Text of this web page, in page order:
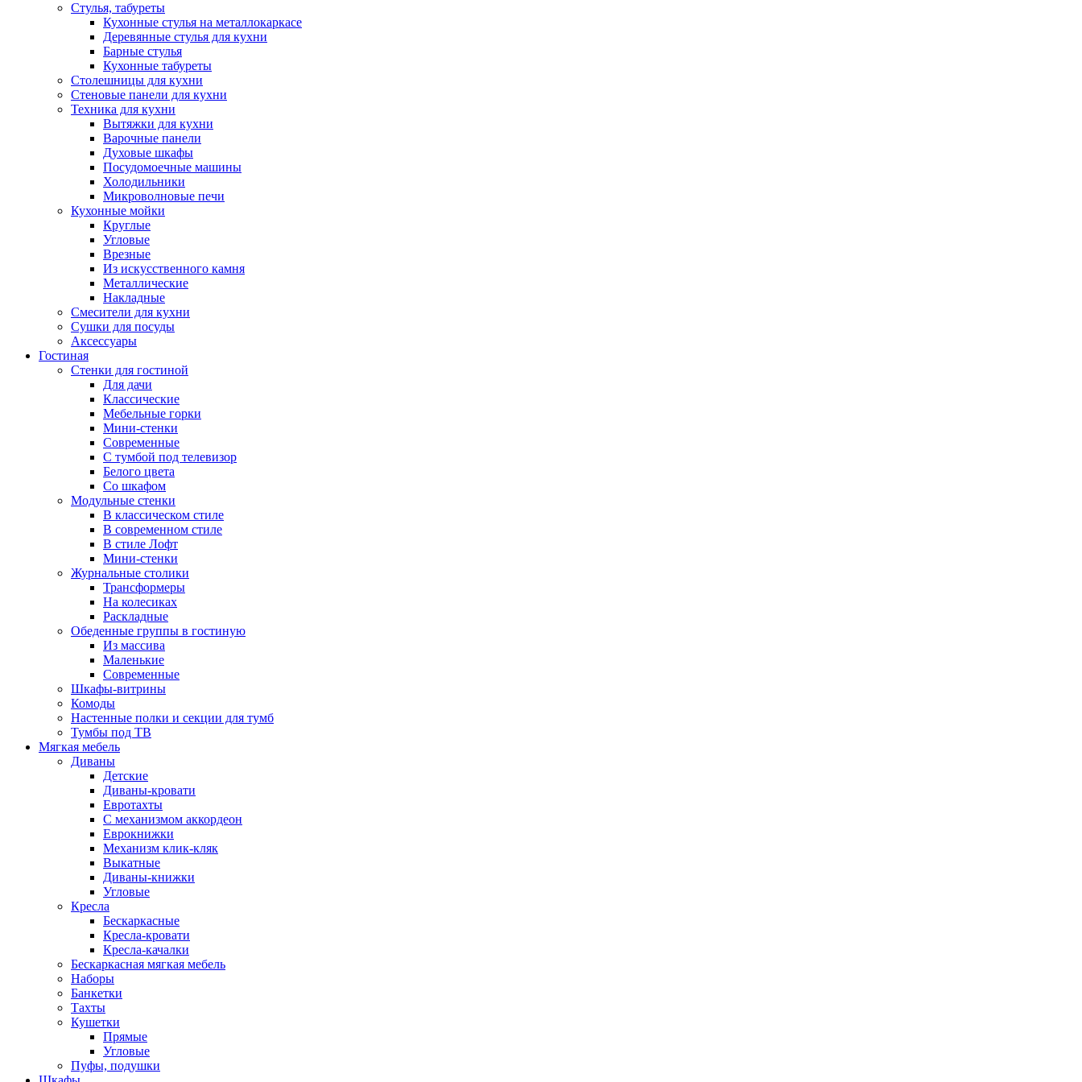
Стулья, табуреты
Кухонные стулья на металлокаркасе
Деревянные стулья для кухни
Барные стулья
Кухонные табуреты
Столешницы для кухни
Стеновые панели для кухни
Техника для кухни
Вытяжки для кухни
Варочные панели
Духовые шкафы
Посудомоечные машины
Холодильники
Микроволновые печи
Кухонные мойки
Круглые
Угловые
Врезные
Из искусственного камня
Металлические
Накладные
Смесители для кухни
Сушки для посуды
Аксессуары
Гостиная
Стенки для гостиной
Для дачи
Классические
Мебельные горки
Мини-стенки
Современные
С тумбой под телевизор
Белого цвета
Со шкафом
Модульные стенки
В классическом стиле
В современном стиле
В стиле Лофт
Мини-стенки
Журнальные столики
Трансформеры
На колесиках
Раскладные
Обеденные группы в гостиную
Из массива
Маленькие
Современные
Шкафы-витрины
Комоды
Настенные полки и секции для тумб
Тумбы под ТВ
Мягкая мебель
Диваны
Детские
Диваны-кровати
Евротахты
С механизмом аккордеон
Еврокнижки
Механизм клик-кляк
Выкатные
Диваны-книжки
Угловые
Кресла
Бескаркасные
Кресла-кровати
Кресла-качалки
Бескаркасная мягкая мебель
Наборы
Банкетки
Тахты
Кушетки
Прямые
Угловые
Пуфы, подушки